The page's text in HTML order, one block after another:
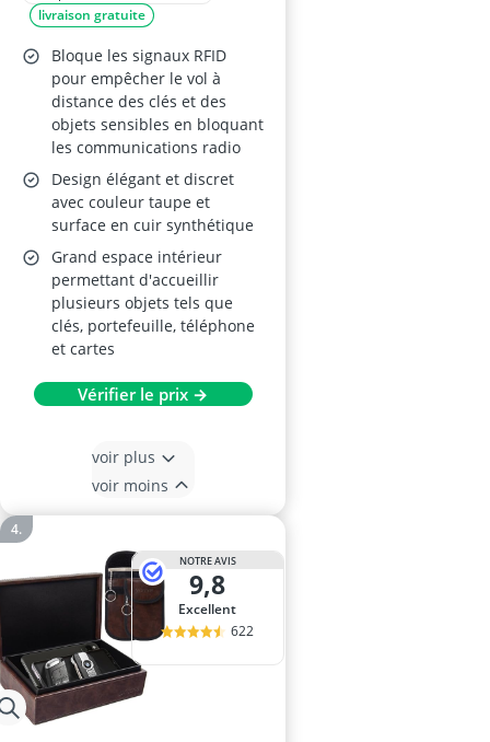
Extérieur, 21 x 12 x 6
cm, Gris
livraison gratuite
Bloque les signaux RFID
pour empêcher le vol à
distance des clés et des
objets sensibles en bloquant
les communications radio
Design élégant et discret
avec couleur taupe et
surface en cuir synthétique
Grand espace intérieur
permettant d'accueillir
plusieurs objets tels que
clés, portefeuille, téléphone
et cartes
Vérifier le prix →
voir plus
voir moins
NOTRE AVIS
9,8
Excellent
622